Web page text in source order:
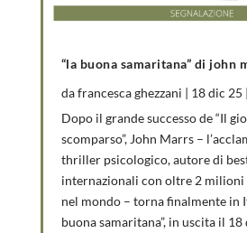
“la buona samaritana” di john
dafrancesca ghezzani | 18 dic 25 |
Dopo il grande successo de “Il
scomparso”, John Marrs –
thriller psicologico, autore di
internazionali con oltre 2 milioni
nel mondo – torna finalmente in
buona samaritana”, in uscita il